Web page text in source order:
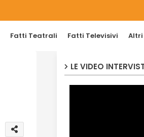
Fatti Teatrali Fatti Televisivi
LE VIDEO